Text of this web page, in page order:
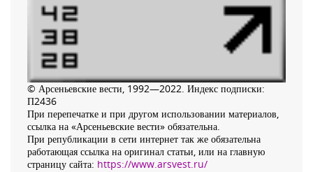
© Арсеньевские вести, 1992—2022. Индекс подписки:
П2436
При перепечатке и при другом использовании материалов,
ссылка на «Арсеньевские вести» обязательна.
При републикации в сети интернет так же обязательна
работающая ссылка на оригинал статьи, или на главную
страницу сайта: https://www.arsvest.ru/